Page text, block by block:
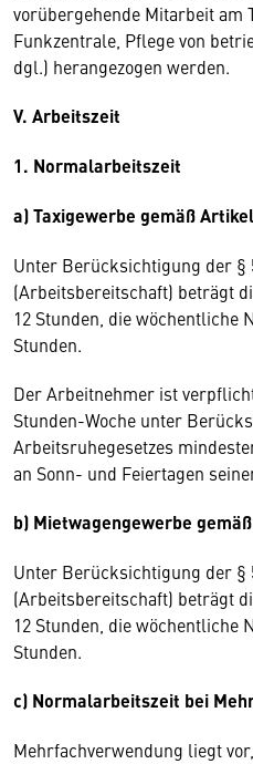
vorübergehende Mitarbeit am
Funkzentrale, Pflege von
dgl.) herangezogen werden.
V. Arbeitszeit
1. Normalarbeitszeit
a) Taxigewerbe gemäß
Unter Berücksichtigung der §
(Arbeitsbereitschaft) beträgt
12 Stunden, die wöchentliche
Stunden.
Der Arbeitnehmer ist
Stunden-Woche unter
Arbeitsruhegesetzes
an Sonn- und Feiertagen
b) Mietwagengewerbe
Unter Berücksichtigung der §
(Arbeitsbereitschaft) beträgt
12 Stunden, die wöchentliche
Stunden.
c) Normalarbeitszeit bei
Mehrfachverwendung liegt